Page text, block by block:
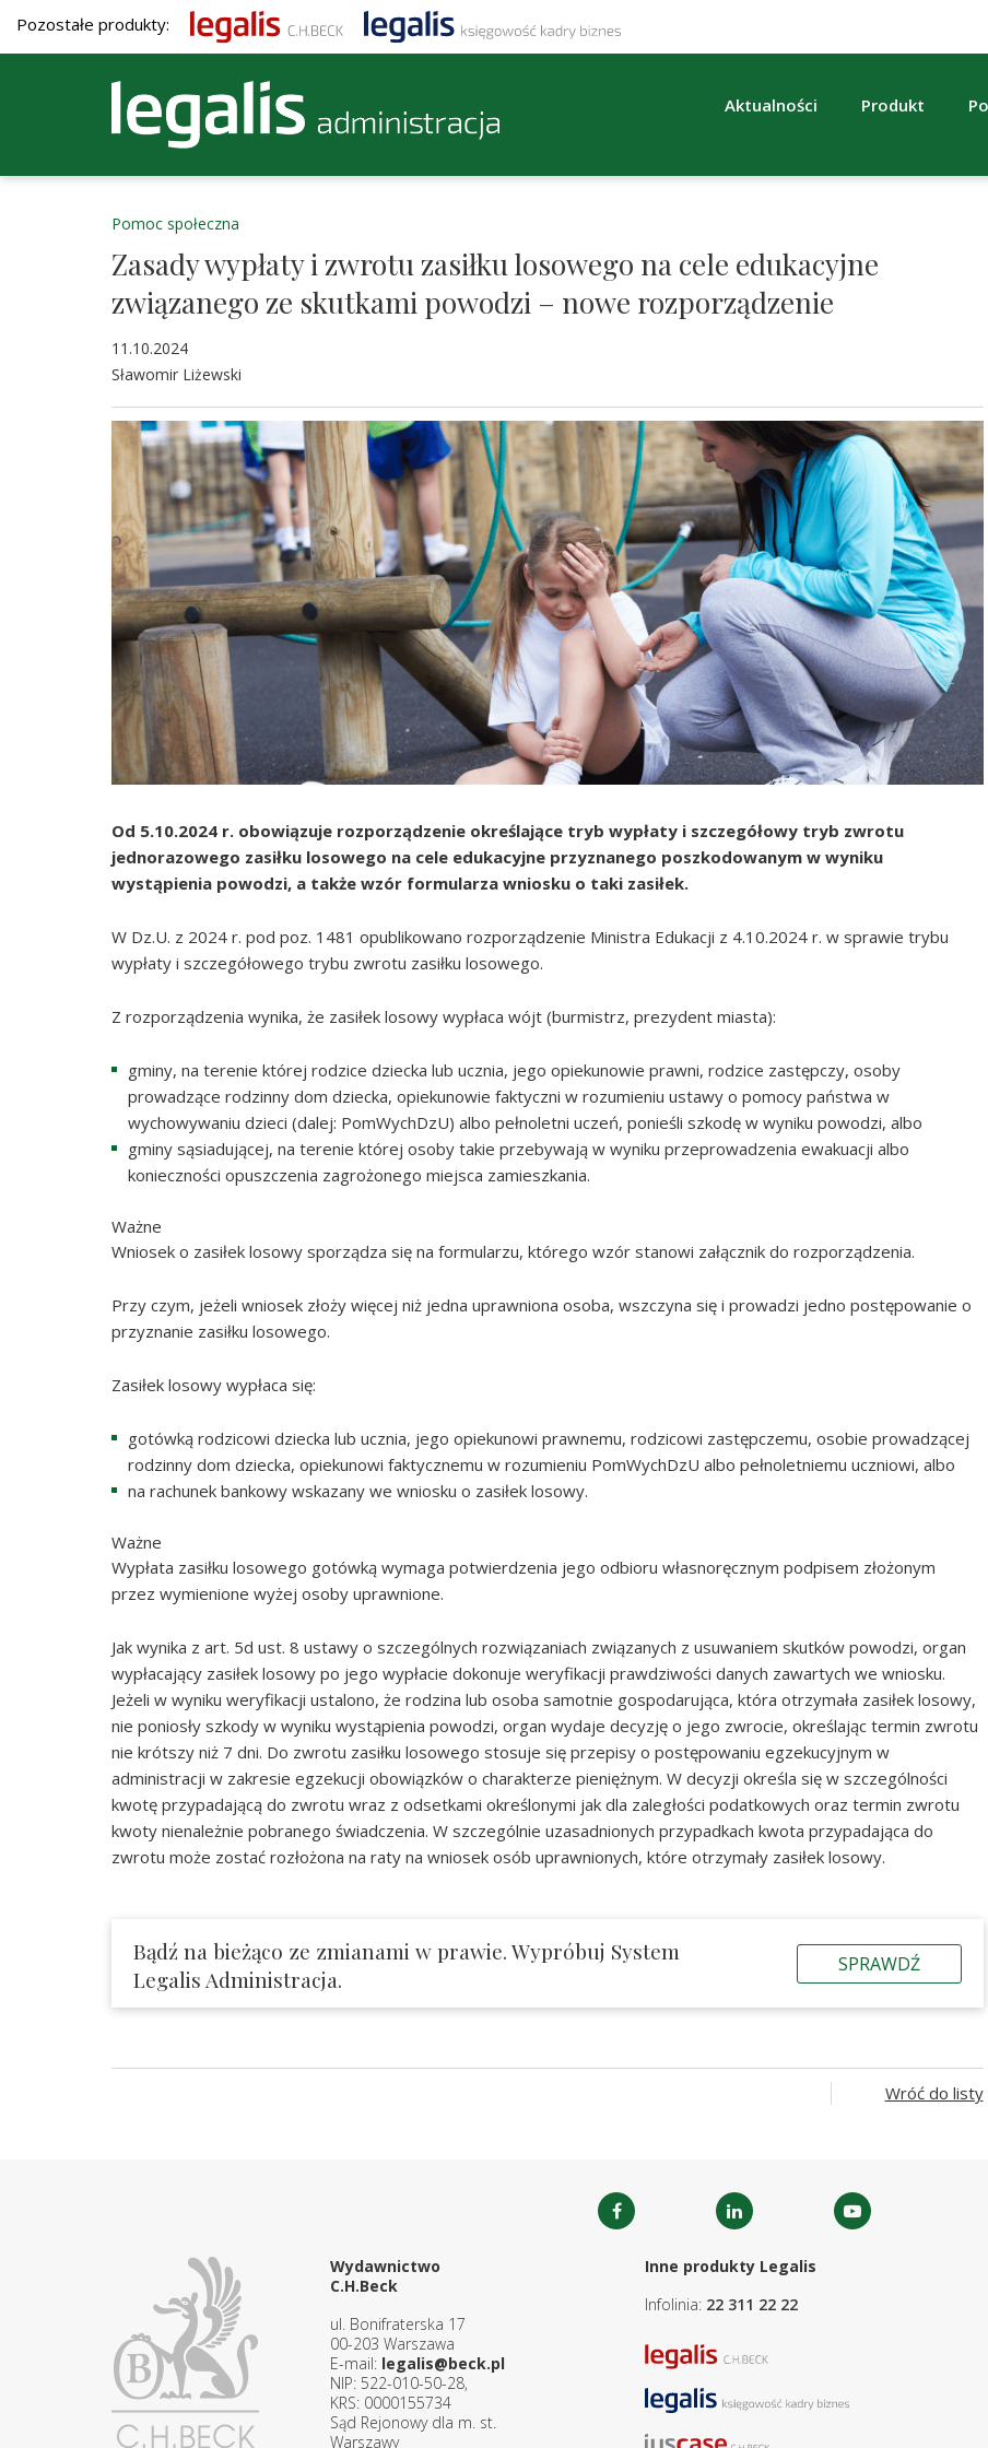
Pozostałe produkty:
Aktualności Produkt
Pomoc społeczna
Zasady wypłaty i zwrotu zasiłku losowego na cele edukacyjne
związanego ze skutkami powodzi – nowe rozporządzenie
11.10.2024
Sławomir Liżewski
Od 5.10.2024 r. obowiązuje rozporządzenie określające tryb wypłaty i szczegółowy tryb zwrotu
jednorazowego zasiłku losowego na cele edukacyjne przyznanego poszkodowanym w wyniku
wystąpienia powodzi, a także wzór formularza wniosku o taki zasiłek.
W Dz.U. z 2024 r. pod poz. 1481 opublikowano rozporządzenie Ministra Edukacji z 4.10.2024 r. w sprawie trybu
wypłaty i szczegółowego trybu zwrotu zasiłku losowego.
Z rozporządzenia wynika, że zasiłek losowy wypłaca wójt (burmistrz, prezydent miasta):
gminy, na terenie której rodzice dziecka lub ucznia, jego opiekunowie prawni, rodzice zastępczy, osoby
prowadzące rodzinny dom dziecka, opiekunowie faktyczni w rozumieniu ustawy o pomocy państwa w
wychowywaniu dzieci (dalej: PomWychDzU) albo pełnoletni uczeń, ponieśli szkodę w wyniku powodzi, albo
gminy sąsiadującej, na terenie której osoby takie przebywają w wyniku przeprowadzenia ewakuacji albo
konieczności opuszczenia zagrożonego miejsca zamieszkania.
Ważne
Wniosek o zasiłek losowy sporządza się na formularzu, którego wzór stanowi załącznik do rozporządzenia.
Przy czym, jeżeli wniosek złoży więcej niż jedna uprawniona osoba, wszczyna się i prowadzi jedno postępowanie o
przyznanie zasiłku losowego.
Zasiłek losowy wypłaca się:
gotówką rodzicowi dziecka lub ucznia, jego opiekunowi prawnemu, rodzicowi zastępczemu, osobie prowadzącej
rodzinny dom dziecka, opiekunowi faktycznemu w rozumieniu PomWychDzU albo pełnoletniemu uczniowi, albo
na rachunek bankowy wskazany we wniosku o zasiłek losowy.
Ważne
Wypłata zasiłku losowego gotówką wymaga potwierdzenia jego odbioru własnoręcznym podpisem złożonym
przez wymienione wyżej osoby uprawnione.
Jak wynika z art. 5d ust. 8 ustawy o szczególnych rozwiązaniach związanych z usuwaniem skutków powodzi, organ
wypłacający zasiłek losowy po jego wypłacie dokonuje weryfikacji prawdziwości danych zawartych we wniosku.
Jeżeli w wyniku weryfikacji ustalono, że rodzina lub osoba samotnie gospodarująca, która otrzymała zasiłek losowy,
nie poniosły szkody w wyniku wystąpienia powodzi, organ wydaje decyzję o jego zwrocie, określając termin zwrotu
nie krótszy niż 7 dni. Do zwrotu zasiłku losowego stosuje się przepisy o postępowaniu egzekucyjnym w
administracji w zakresie egzekucji obowiązków o charakterze pieniężnym. W decyzji określa się w szczególności
kwotę przypadającą do zwrotu wraz z odsetkami określonymi jak dla zaległości podatkowych oraz termin zwrotu
kwoty nienależnie pobranego świadczenia. W szczególnie uzasadnionych przypadkach kwota przypadająca do
zwrotu może zostać rozłożona na raty na wniosek osób uprawnionych, które otrzymały zasiłek losowy.
Bądź na bieżąco ze zmianami w prawie. Wypróbuj System
Legalis Administracja.
SPRAWDŹ
Wróć do listy
Wydawnictwo
C.H.Beck
ul. Bonifraterska 17
00-203 Warszawa
E-mail: legalis@beck.pl
NIP: 522-010-50-28,
KRS: 0000155734
Sąd Rejonowy dla m. st.
Warszawy
Inne produkty Legalis
Infolinia: 22 311 22 22